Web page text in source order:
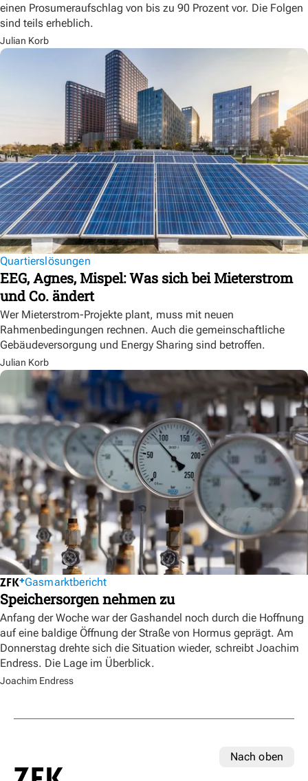
einen Prosumeraufschlag von bis zu 90 Prozent vor. Die Folgen
sind teils erheblich.
Julian Korb
Quartierslösungen
EEG, Agnes, Mispel: Was sich bei Mieterstrom
und Co. ändert
Wer Mieterstrom-Projekte plant, muss mit neuen
Rahmenbedingungen rechnen. Auch die gemeinschaftliche
Gebäudeversorgung und Energy Sharing sind betroffen.
Julian Korb
Gasmarktbericht
Speichersorgen nehmen zu
Anfang der Woche war der Gashandel noch durch die Hoffnung
auf eine baldige Öffnung der Straße von Hormus geprägt. Am
Donnerstag drehte sich die Situation wieder, schreibt Joachim
Endress. Die Lage im Überblick.
Joachim Endress
Nach oben